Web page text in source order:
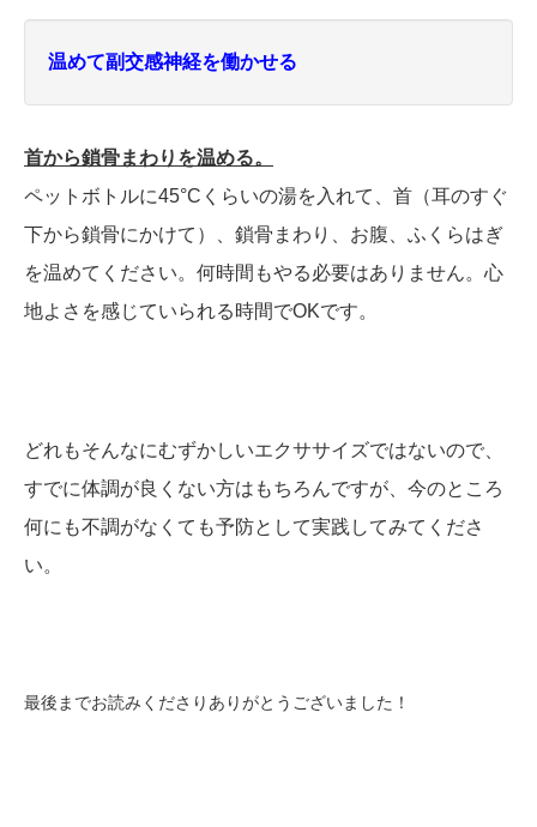
温めて副交感神経を働かせる
首から鎖骨まわりを温める。
ペットボトルに45°Cくらいの湯を入れて、首（耳のすぐ
下から鎖骨にかけて）、鎖骨まわり、 お腹、ふくらはぎ
を温めてください。何時間もやる必要はありません。心
地よさを感じていられる時間でOKです。
どれもそんなにむずかしいエクササイズではないので、
すでに体調が良くない方はもちろんですが、今のところ
何にも不調がなくても予防として実践してみてくださ
い。
最後までお読みくださりありがとうございました！